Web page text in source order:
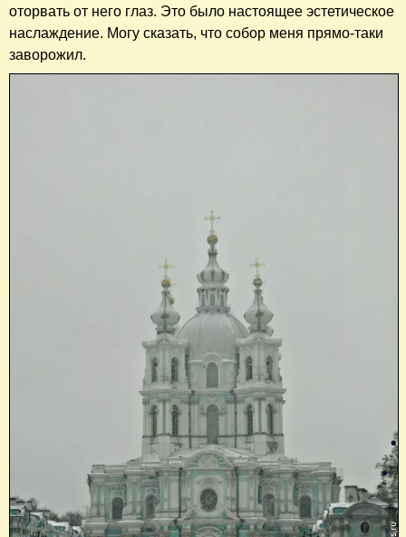
оторвать от него глаз. Это было настоящее эстетическое
наслаждение. Могу сказать, что собор меня прямо-таки
заворожил.